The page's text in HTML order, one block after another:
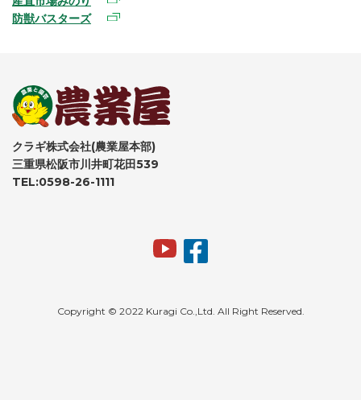
防獣バスターズ
クラギ株式会社(農業屋本部)
三重県松阪市川井町花田539
TEL:0598-26-1111
Copyright © 2022 Kuragi Co.,Ltd. All Right Reserved.